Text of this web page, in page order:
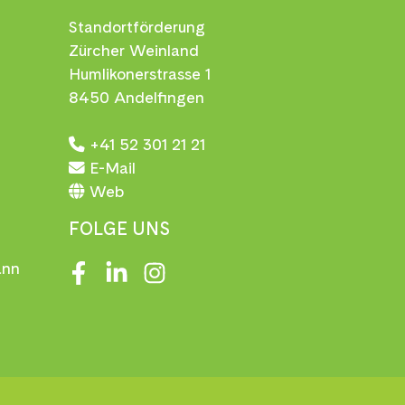
Standortförderung
Zürcher Weinland
Humlikonerstrasse 1
8450 Andelfingen
+41 52 301 21 21
E-Mail
Web
FOLGE UNS
Facebook
LinkedInInstagram